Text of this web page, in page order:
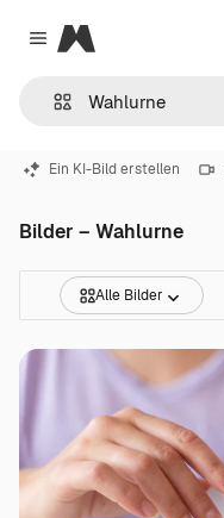
Close menu
Magnific
Ein KI-Bild erstellen
Bilder – Wahlurne
Alle Bilder